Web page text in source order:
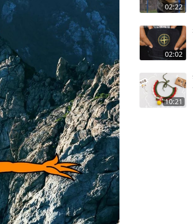
02:22
02:02
10:21